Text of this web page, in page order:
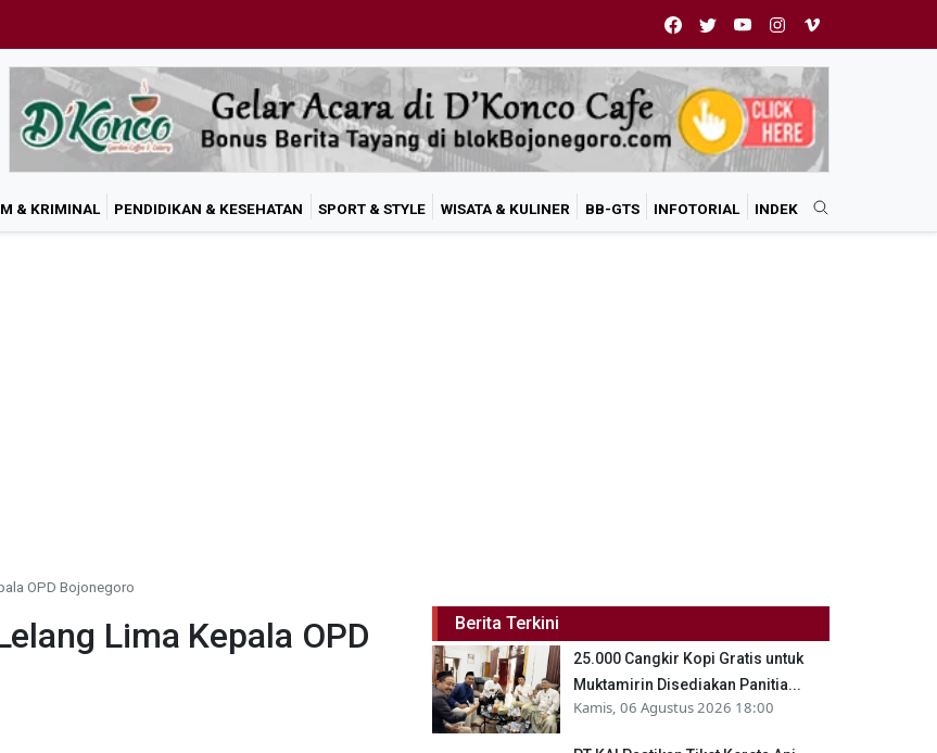
& KRIMINAL PENDIDIKAN & KESEHATAN SPORT & STYLE WISATA & KULINER BB-GTS INFOTORIAL INDEK
OPD Bojonegoro
Lima Kepala OPD
Berita Terkini
25.000 Cangkir Kopi Gratis untuk
Muktamirin Disediakan Panitia...
Kamis, 06 Agustus 2026 18:00